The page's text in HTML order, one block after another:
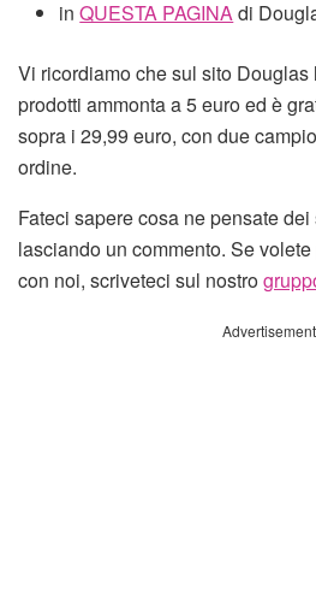
inQUESTA PAGINA di
Vi ricordiamo che sul sito
prodotti ammonta a 5 euro ed è
sopra i 29,99 euro, con due
ordine.
Fateci sapere cosa ne pensate
lasciando un commento. Se
con noi, scriveteci sul nostro
Advertisement